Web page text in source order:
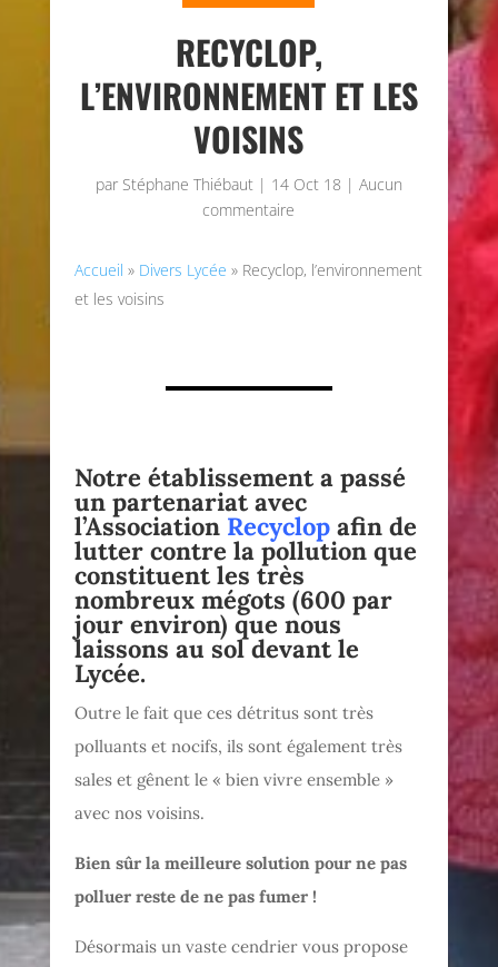
RECYCLOP,
L’ENVIRONNEMENT ET LES
VOISINS
par Stéphane Thiébaut| 14 Oct 18 | Aucun
commentaire
Accueil » Divers Lycée » Recyclop, l’environnement
et les voisins
Notre établissement a passé
un partenariat avec
l’Association Recyclop afin de
lutter contre la pollution que
constituent les très
nombreux mégots (600 par
jour environ) que nous
laissons au sol devant le
Lycée.
Outre le fait que ces détritus sont très
polluants et nocifs, ils sont également très
sales et gênent le « bien vivre ensemble »
avec nos voisins.
Bien sûr la meilleure solution pour ne pas
polluer reste de ne pas fumer !
Désormais un vaste cendrier vous propose